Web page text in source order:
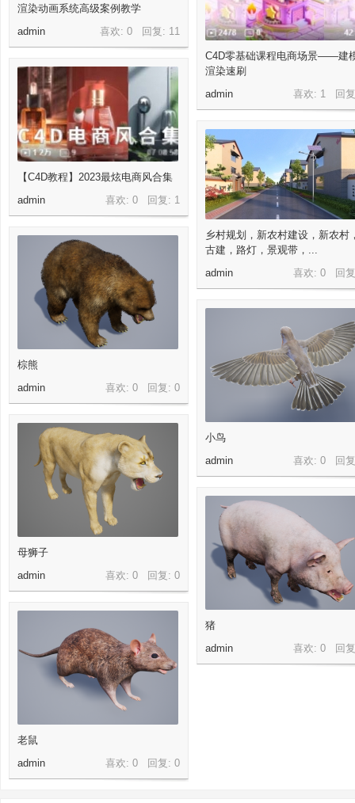
渲染动画系统高级案例教学
喜欢: 0 回复: 11
admin
C4D零基础课程电商场景——建
渲染速刷
喜欢: 1 回
admin
【C4D教程】2023最炫电商风合集
喜欢: 0 回复: 1
admin
乡村规划，新农村建设，新农村
古建，路灯，景观带，...
喜欢: 0 回
admin
棕熊
喜欢: 0 回复: 0
admin
小鸟
喜欢: 0 回
admin
母狮子
喜欢: 0 回复: 0
admin
猪
喜欢: 0 回
admin
老鼠
喜欢: 0 回复: 0
admin